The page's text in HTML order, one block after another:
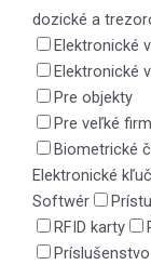
dozické a
Elektronické
Elektronické
Pre objekty
Pre veľké
Biometrické
Elektronické
Softwér
RFID karty
Príslušenstvo